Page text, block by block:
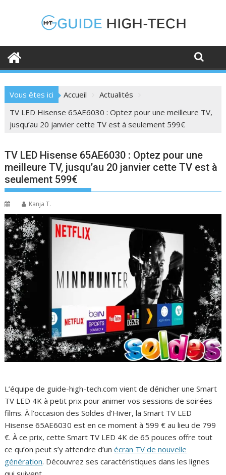
Vous êtes ici Accueil
Actualités
TV LED Hisense 65AE6030 : Optez pour une meilleure TV,
jusqu’au 20 janvier cette TV est à seulement 599€
TV LED Hisense 65AE6030 : Optez pour une
meilleure TV, jusqu’au 20 janvier cette TV est à
seulement 599€
Kanja T.
L’équipe de guide-high-tech.com vient de dénicher une Smart
TV LED 4K à petit prix pour animer vos sessions de soirées
films. À l’occasion des Soldes d’Hiver, la Smart TV LED
Hisense 65AE6030 est en ce moment à 599 € au lieu de 799
€. À ce prix, cette Smart TV LED 4K de 65 pouces offre tout
ce qu’on peut s’y attendre d’unécran TV de nouvelle
génération. Découvrez ses caractéristiques dans les lignes